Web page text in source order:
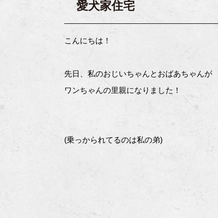
愛犬家住宅
こんにちは！
先日、私のおじいちゃんとおばあちゃんが
ワンちゃんの里親になりました！
(乗っかられてるのは私の弟)